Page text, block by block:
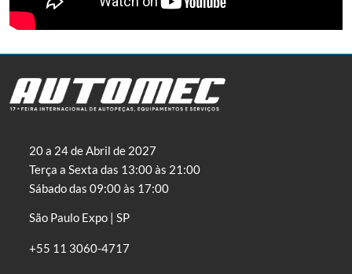
20 a 24 de Abril de 2027
Terça a Sexta das 13:00 às 21:00
Sábado das 09:00 às 17:00
São Paulo Expo | SP
+55 11 3060-4717